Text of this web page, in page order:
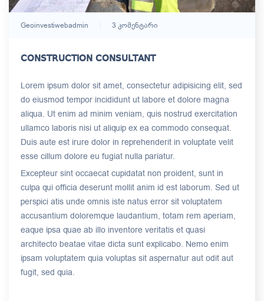
Geoinvestiwebadmin 3 Კომენტარი
CONSTRUCTION CONSULTANT
Lorem ipsum dolor sit amet, consectetur adipisicing elit, sed
do eiusmod tempor incididunt ut labore et dolore magna
aliqua. Ut enim ad minim veniam, quis nostrud exercitation
ullamco laboris nisi ut aliquip ex ea commodo consequat.
Duis aute est irure dolor in reprehenderit in voluptate velit
esse cillum dolore eu fugiat nulla pariatur.
Excepteur sint occaecat cupidatat non proident, sunt in
culpa qui officia deserunt mollit anim id est laborum. Sed ut
perspici atis unde omnis iste natus error sit voluptatem
accusantium doloremque laudantium, totam rem aperiam,
eaque ipsa quae ab illo inventore veritatis et quasi
architecto beatae vitae dicta sunt explicabo. Nemo enim
ipsam voluptatem quia voluptas sit aspernatur aut odit aut
fugit, sed quia.